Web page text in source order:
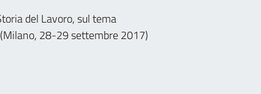
del Lavoro, sul tema
(Milano, 28-29 settembre 2017)